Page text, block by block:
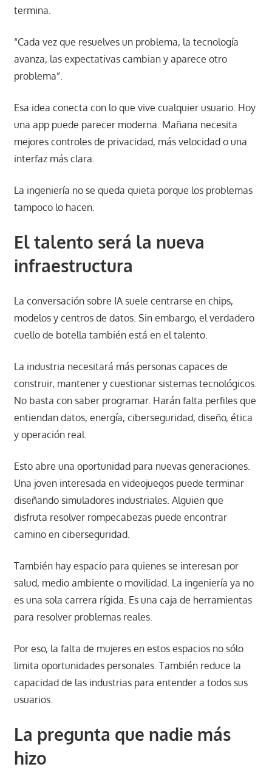
termina.
“Cada vez que resuelves un problema, la tecnología
avanza, las expectativas cambian y aparece otro
problema”.
Esa idea conecta con lo que vive cualquier usuario. Hoy
una app puede parecer moderna. Mañana necesita
mejores controles de privacidad, más velocidad o una
interfaz más clara.
La ingeniería no se queda quieta porque los problemas
tampoco lo hacen.
El talento será la nueva
infraestructura
La conversación sobre IA suele centrarse en chips,
modelos y centros de datos. Sin embargo, el verdadero
cuello de botella también está en el talento.
La industria necesitará más personas capaces de
construir, mantener y cuestionar sistemas tecnológicos.
No basta con saber programar. Harán falta perfiles que
entiendan datos, energía, ciberseguridad, diseño, ética
y operación real.
Esto abre una oportunidad para nuevas generaciones.
Una joven interesada en videojuegos puede terminar
diseñando simuladores industriales. Alguien que
disfruta resolver rompecabezas puede encontrar
camino en ciberseguridad.
También hay espacio para quienes se interesan por
salud, medio ambiente o movilidad. La ingeniería ya no
es una sola carrera rígida. Es una caja de herramientas
para resolver problemas reales.
Por eso, la falta de mujeres en estos espacios no sólo
limita oportunidades personales. También reduce la
capacidad de las industrias para entender a todos sus
usuarios.
La pregunta que nadie más
hizo